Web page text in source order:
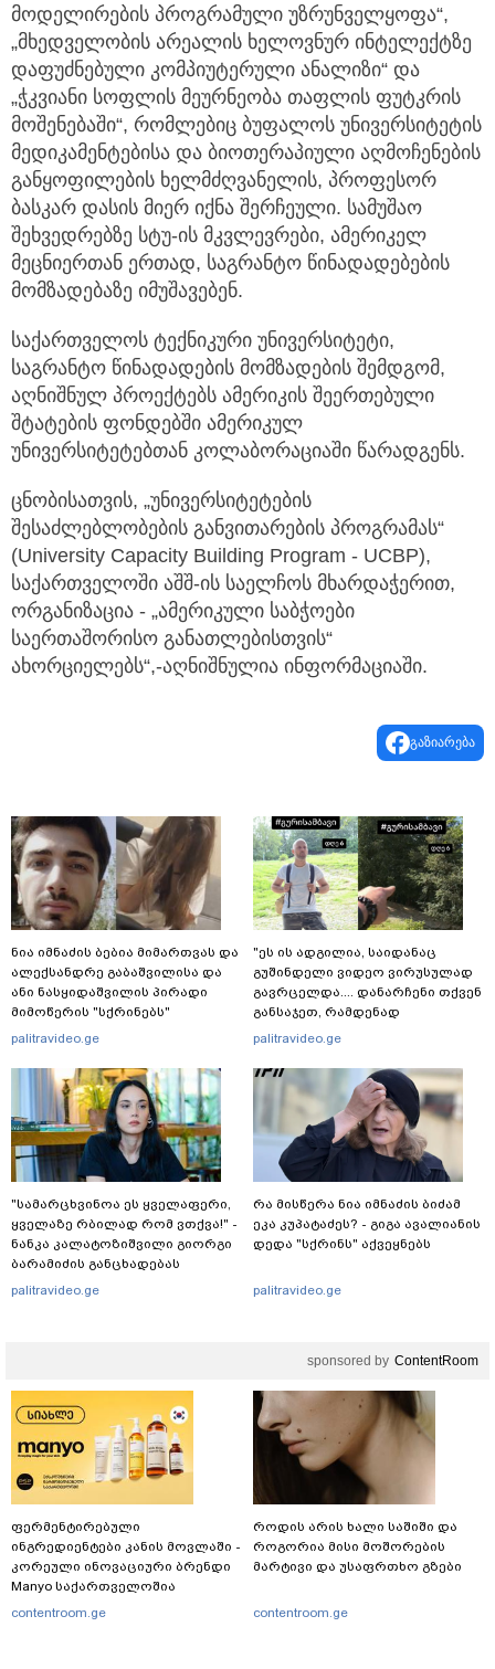
„მხედველობის არეალის ხელოვნურ ინტელექტზე
დაფუძნებული კომპიუტერული ანალიზი“ და
„ჭკვიანი სოფლის მეურნეობა თაფლის ფუტკრის
მოშენებაში“, რომლებიც ბუფალოს უნივერსიტეტის
მედიკამენტებისა და ბიოთერაპიული აღმოჩენების
განყოფილების ხელმძღვანელის, პროფესორ
ბასკარ დასის მიერ იქნა შერჩეული. სამუშაო
შეხვედრებზე სტუ-ის მკვლევრები, ამერიკელ
მეცნიერთან ერთად, საგრანტო წინადადებების
მომზადებაზე იმუშავებენ.
საგრანტო წინადადების მომზადების შემდგომ,
აღნიშნულ პროექტებს ამერიკის შეერთებული
შტატების ფონდებში ამერიკულ
უნივერსიტეტებთან კოლაბორაციაში წარადგენს.
შესაძლებლობების განვითარების პროგრამას“
(University Capacity Building Program - UCBP),
საქართველოში აშშ-ის საელჩოს მხარდაჭერით,
ორგანიზაცია - „ამერიკული საბჭოები
საერთაშორისო განათლებისთვის“
ახორციელებს“,-აღნიშნულია ინფორმაციაში.
გაზიარება
ნია იმნაძის ბებია მიმართვას და
ალექსანდრე გაბაშვილისა და
ანი ნასყიდაშვილის პირადი
მიმოწერის "სქრინებს"
ავრცელებს
palitravideo.ge
"სა­მარ­ცხვი­ნოა ეს ყვე­ლა­ფე­რი,
ყვე­ლა­ზე რბი­ლად რომ ვთქვა!" -
ნანკა კალატოზიშვილი გიორგი
ბარამიძის განცხადებას
ეხმაურება
palitravideo.ge
"ეს ის ადგილია, საიდანაც
გუშინდელი ვიდეო ვირუსულად
გავრცელდა.... დანარჩენი თქვენ
განსაჯეთ, რამდენად
შესაძლებელია აქ ადამიანის
გადავარდნა" - რა კადრებს
მლეთიდან, სადაც 12 წლის წინ
გურამ დადიანიძე გაუჩინარდა?
palitravideo.ge
რა მისწერა ნია იმნაძის ბიძამ
ეკა კუპატაძეს? - გიგა ავალიანის
დედა "სქრინს" აქვეყნებს
ფერმენტირებული
ინგრედიენტები კანის მოვლაში -
კორეული ინოვაციური ბრენდი
Manyo საქართველოშია
contentroom.ge
როდის არის ხალი საშიში და
როგორია მისი მოშორების
მარტივი და უსაფრთხო გზები